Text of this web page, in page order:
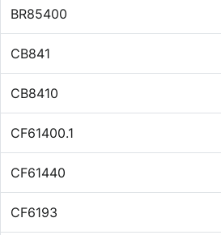
BR85400
CB841
CB8410
CF61400.1
CF61440
CF6193